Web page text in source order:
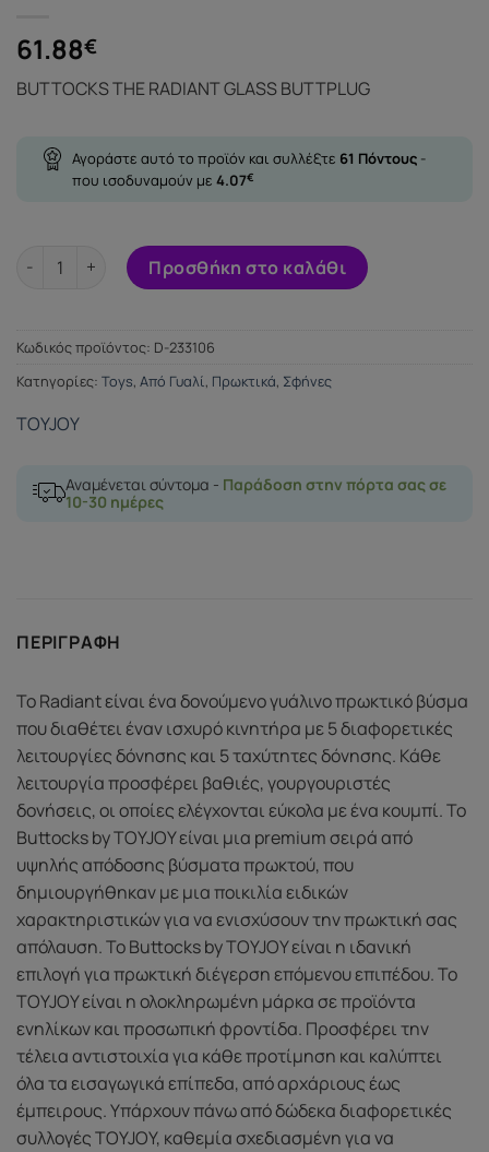
61.88€
BUTTOCKS THE RADIANT GLASS BUTTPLUG
Αγοράστε αυτό το προϊόν και συλλέξτε 61 Πόντους -
που ισοδυναμούν με 4.07€
BUTTOCKS THE RADIANT GLASS BUTTPLUG ποσότητα
Προσθήκη στο καλάθι
Κωδικός προϊόντος: D-233106
Κατηγορίες: Toys, Από Γυαλί, Πρωκτικά, Σφήνες
TOYJOY
Αναμένεται σύντομα - Παράδοση στην πόρτα σας σε
10-30 ημέρες
ΠΕΡΙΓΡΑΦΉ
Το Radiant είναι ένα δονούμενο γυάλινο πρωκτικό βύσμα
που διαθέτει έναν ισχυρό κινητήρα με 5 διαφορετικές
λειτουργίες δόνησης και 5 ταχύτητες δόνησης. Κάθε
λειτουργία προσφέρει βαθιές, γουργουριστές
δονήσεις, οι οποίες ελέγχονται εύκολα με ένα κουμπί. Το
Buttocks by TOYJOY είναι μια premium σειρά από
υψηλής απόδοσης βύσματα πρωκτού, που
δημιουργήθηκαν με μια ποικιλία ειδικών
χαρακτηριστικών για να ενισχύσουν την πρωκτική σας
απόλαυση. Το Buttocks by TOYJOY είναι η ιδανική
επιλογή για πρωκτική διέγερση επόμενου επιπέδου. Το
TOYJOY είναι η ολοκληρωμένη μάρκα σε προϊόντα
ενηλίκων και προσωπική φροντίδα. Προσφέρει την
τέλεια αντιστοιχία για κάθε προτίμηση και καλύπτει
όλα τα εισαγωγικά επίπεδα, από αρχάριους έως
έμπειρους. Υπάρχουν πάνω από δώδεκα διαφορετικές
συλλογές TOYJOY, καθεμία σχεδιασμένη για να